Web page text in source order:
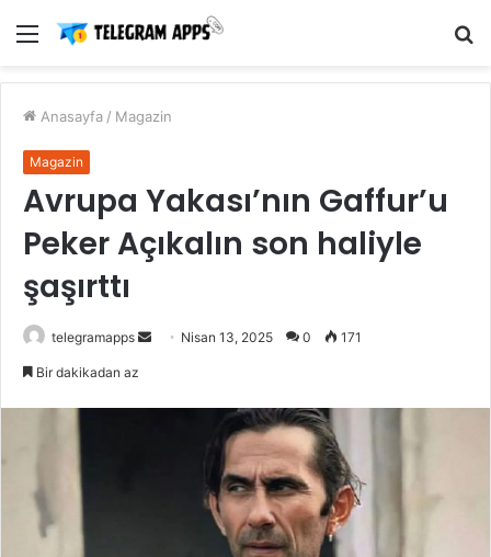
Menü
Anasayfa / Magazin
Magazin
Avrupa Yakası’nın Gaffur’u
Peker Açıkalın son haliyle
şaşırttı
telegramapps
Bir
Nisan 13, 2025 0 171
Bir dakikadan az